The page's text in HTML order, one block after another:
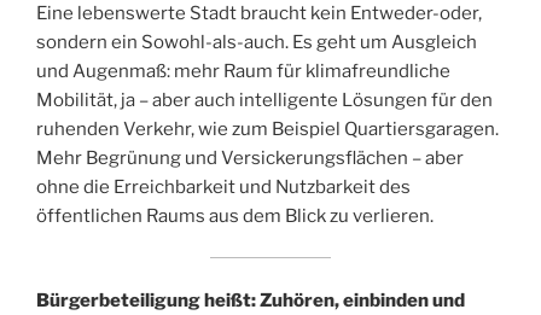
Eine lebenswerte Stadt braucht kein Entweder-oder,
sondern ein Sowohl-als-auch. Es geht um Ausgleich
und Augenmaß: mehr Raum für klimafreundliche
Mobilität, ja – aber auch intelligente Lösungen für den
ruhenden Verkehr, wie zum Beispiel Quartiersgaragen.
Mehr Begrünung und Versickerungsflächen – aber
ohne die Erreichbarkeit und Nutzbarkeit des
öffentlichen Raums aus dem Blick zu verlieren.
Bürgerbeteiligung heißt: Zuhören, einbinden und